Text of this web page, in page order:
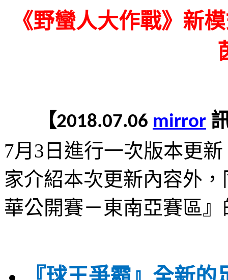
《野蠻人大作戰》新
【2018.07.06 mirror
7月 3 日進行一次版本更
家介紹本次更新內容外
華公開賽－東南亞賽區